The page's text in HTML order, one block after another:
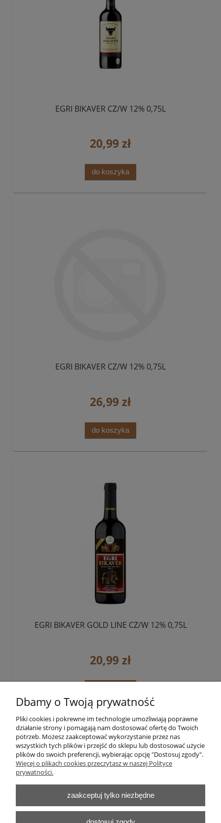
EGRI BIKAVER CZ/W 12% 0,75L
20,99 zł
do koszyka
EGRI BIKAVER CZ/W 12% 0,75L
26,99 zł
do koszyka
EGRI BIKAVER GOLD LINE CZ/W 12% 0,75L
20,99 zł
1 »
Pomoc
Moje konto
Płatności i dostawa
Dbamy o Twoją prywatność
Pliki cookies i pokrewne im technologie umożliwiają poprawne
działanie strony i pomagają nam dostosować ofertę do Twoich
potrzeb. Możesz zaakceptować wykorzystanie przez nas
wszystkich tych plików i przejść do sklepu lub dostosować użycie
plików do swoich preferencji, wybierając opcję "Dostosuj zgody".
Więcej o plikach cookies przeczytasz w naszej Polityce
prywatności.
zaakceptuj tylko niezbędne